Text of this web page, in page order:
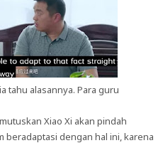
tahu alasannya. Para guru
Xiao Xi akan pindah
beradaptasi dengan hal ini, karena